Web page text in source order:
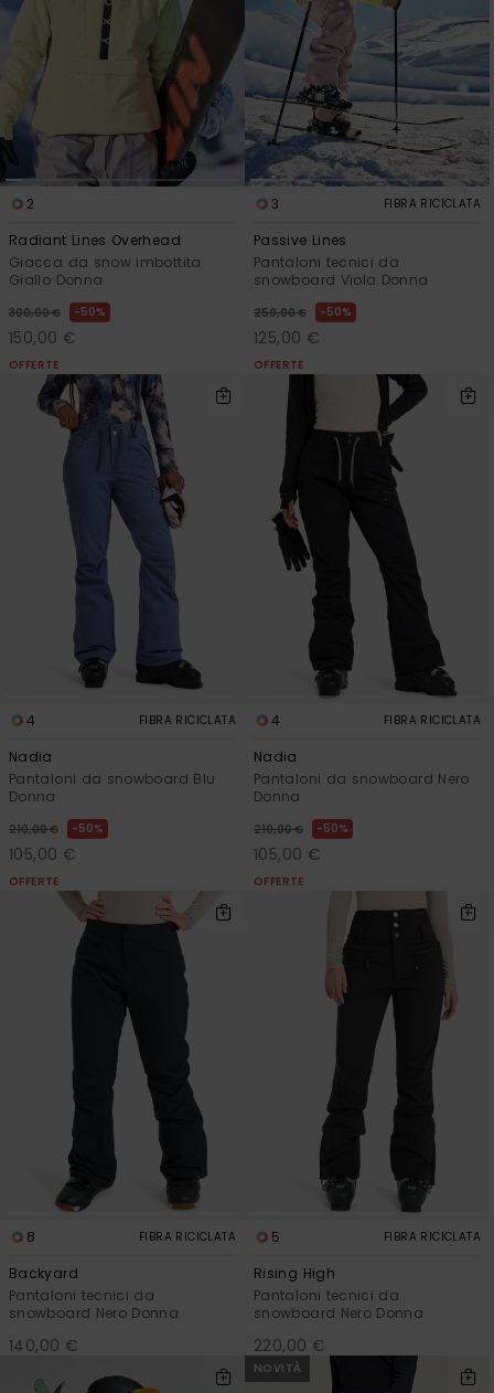
Sole
Giacche da
Neve
Pantaloni
Neve
Bagno
Lycra &
Accessori
Neoprene
Accessori
Calzature
Fitness
Snow
Jumpsuits &
Playsuits
Pantaloncini
Gonne
Borse
Accessori
Surf
Cartelle &
Astucci
Accessori
al nostro modulo
di contatto.
Consulta
le FAQ
ROXY APP
WISHLIST
2
Radiant Lines Overhead
Giacca da snow imbottita
Giallo Donna
300,00 € 50%
150,00 €
OFFERTE
3 FIBRA RICICLATA
Passive Lines
Pantaloni tecnici da
snowboard Viola Donna
250,00 € 50%
125,00 €
OFFERTE
4 FIBRA RICICLATA
Nadia
Pantaloni da snowboard Blu
Donna
210,00 € 50%
105,00 €
OFFERTE
4 FIBRA RICICLATA
Nadia
Pantaloni da snowboard Nero
Donna
210,00 € 50%
105,00 €
OFFERTE
8 FIBRA RICICLATA
Backyard
Pantaloni tecnici da
snowboard Nero Donna
140,00 €
5 FIBRA RICICLATA
Rising High
Pantaloni tecnici da
snowboard Nero Donna
220,00 €
NOVITÀ